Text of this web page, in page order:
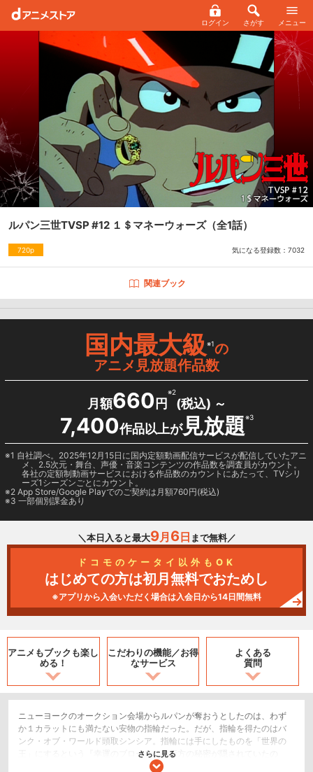
ログイン さがす メニュー
ルパン三世TVSP #12 １＄マネーウォーズ（全1話）
720p 気になる登録数： 7032
関連ブック
国内最大級※1の
アニメ見放題作品数
月額660 円
※2
(税込) ～
7,400作品以上が見放題※3
1 自社調べ。2025年12月15日に国内定額動画配信サービスが配信していたアニ
メ、2.5次元・舞台、声優・音楽コンテンツの作品数を調査員がカウント。
各社の定額制動画サービスにおける作品数のカウントにあたって、TVシリ
ーズ1シーズンごとにカウント。
2 App Store/Google Playでのご契約は月額760円(税込)
3 一部個別課金あり
＼本日入ると最大9月 6日 まで無料／
ドコモのケータイ以外もOK
はじめての方は初月無料でおためし
※アプリから入会いただく場合は入会日から14日間無料
アニメもブックも楽し
める！
こだわりの機能／お得
なサービス
よくある
質問
ニューヨークのオークション会場からルパンが奪おうとしたのは、わず
か１カラットにも満たない安物の指輪だった。だが、指輪を得たのはバ
ンク・オブ・ワールド頭取シンシア。指輪には手にしたものを「世界の
王」にするという『幸運のブローチ』の行方の秘密が隠されていたの
だ。美貌の歌姫サンディの声に惚れこんだルパンは、彼女にブローチを
さらに見る